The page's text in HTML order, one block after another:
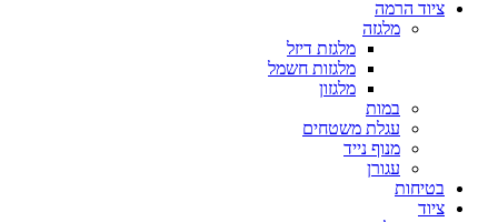
ציוד הרמה
מלגזה
מלגזת דיזל
מלגזות חשמל
מלגזון
במות
עגלת משטחים
מנוף נייד
עגורן
בטיחות
ציוד